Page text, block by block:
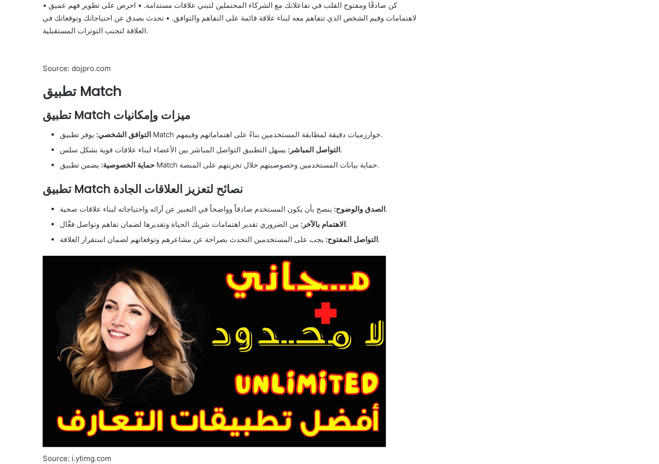
• كن صادقًا ومفتوح القلب في تفاعلاتك مع الشركاء المحتملين لتبني علاقات مستدامة. • احرص على تطوير فهم عميق
لاهتمامات وقيم الشخص الذي تتفاهم معه لبناء علاقة قائمة على التفاهم والتوافق. • تحدث بصدق عن احتياجاتك وتوقعاتك في
العلاقة لتجنب التوترات المستقبلية.
Source: dojpro.com
تطبيق Match
تطبيق Match ميزات وإمكانيات
التوافق الشخصي:
يوفر تطبيق Match خوارزميات دقيقة لمطابقة المستخدمين بناءً على اهتماماتهم وقيمهم.
التواصل المباشر: يسهل التطبيق التواصل المباشر بين الأعضاء لبناء علاقات قوية بشكل سلس.
حماية الخصوصية:
يضمن تطبيق Match حماية بيانات المستخدمين وخصوصيتهم خلال تجربتهم على المنصة.
تطبيق Match نصائح لتعزيز العلاقات الجادة
الصدق والوضوح:ينصح بأن يكون المستخدم صادقاً وواضحاً في التعبير عن آرائه واحتياجاته لبناء علاقات صحية.
الاهتمام بالآخر:من الضروري تقدير اهتمامات شريك الحياة وتقديرها لضمان تفاهم وتواصل فعَّال.
التواصل المفتوح:يجب على المستخدمين التحدث بصراحة عن مشاعرهم وتوقعاتهم لضمان استقرار العلاقة.
Source: i.ytimg.com